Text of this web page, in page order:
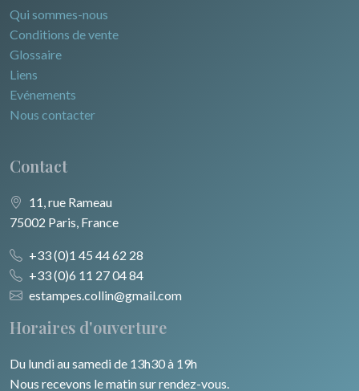
Qui sommes-nous
Conditions de vente
Glossaire
Liens
Evénements
Nous contacter
Contact
11, rue Rameau
75002 Paris, France
+33 (0)1 45 44 62 28
+33 (0)6 11 27 04 84
estampes.collin@gmail.com
Horaires d'ouverture
Du lundi au samedi de 13h30 à 19h
Nous recevons le matin sur rendez-vous.